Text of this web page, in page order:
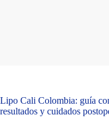
Lipo Cali Colombia: guía
resultados y cuidados